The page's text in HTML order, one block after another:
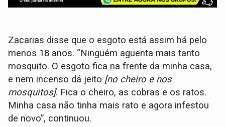
Zacarias disse que o esgoto está assim há pelo
menos 18 anos. “Ninguém aguenta mais tanto
mosquito. O esgoto fica na frente da minha casa,
e nem incenso dá jeito [no cheiro e nos
mosquitos]. Fica o cheiro, as cobras e os ratos.
Minha casa não tinha mais rato e agora infestou
de novo”, continuou.